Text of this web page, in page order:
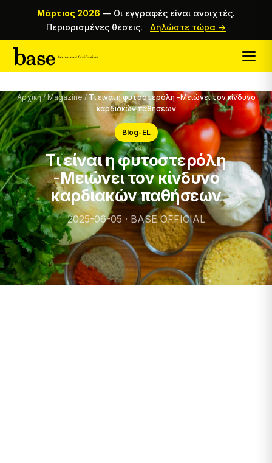
Μάρτιος 2026 — Οι εγγραφές είναι ανοιχτές.
Περιορισμένες θέσεις.
Δηλώστε τώρα →
Αρχική/ Magazine / Τι είναι η φυτοστερόλη -Μειώνει τον κίνδυνο
καρδιακών παθήσεων
Blog-EL
Τι είναι η φυτοστερόλη
-Μειώνει τον κίνδυνο
καρδιακών παθήσεων
2025-06-05 · BASE OFFICIAL